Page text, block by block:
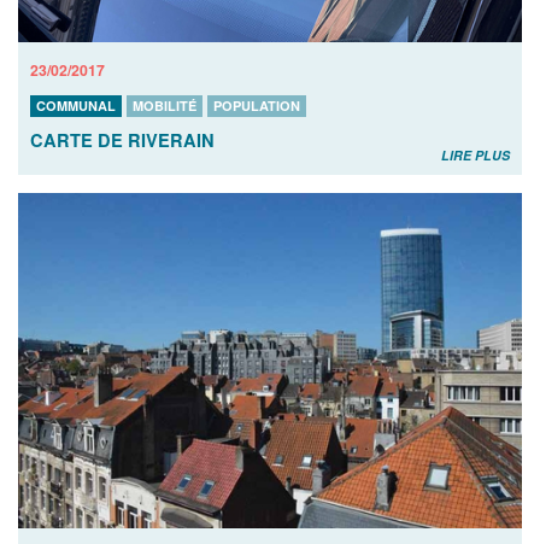
23/02/2017
COMMUNAL MOBILITÉ POPULATION
CARTE DE RIVERAIN
LIRE PLUS